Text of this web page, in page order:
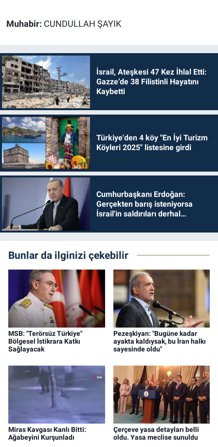
Muhabir: CUNDULLAH ŞAYIK
İsrail, Ateşkesi 47 Kez İhlal Etti:
Gazze’de 38 Filistinli Hayatını
Kaybetti
Türkiye'den 4 köy "En İyi Turizm
Köyleri 2025" listesine girdi
Cumhurbaşkanı Erdoğan:
Gerçekten barış isteniyorsa
İsrail'in saldırıları derhal
Bunlar da ilginizi çekebilir
MSB: "Terörsüz Türkiye"
Bölgesel İstikrara Katkı
Sağlayacak
Pezeşkiyan: "Bugüne kadar
ayakta kaldıysak, bu İran halkı
sayesinde oldu"
Miras Kavgası Kanlı Bitti:
Ağabeyini Kurşunladı
Çerçeve yasa detayları belli
oldu. Yasa meclise sunuldu